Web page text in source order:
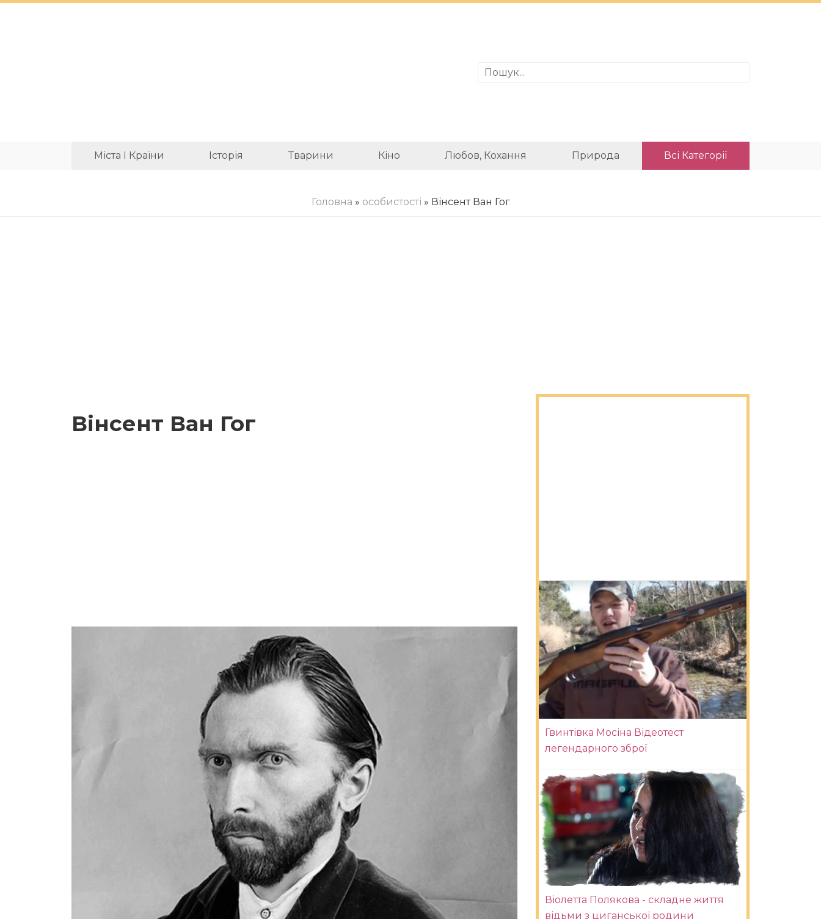
Міста І Країни Історія Тварини Кіно Любов, Кохання Природа Всі Категорії
Головна » особистості » Вінсент Ван Гог
Вінсент Ван Гог
Гвинтівка Мосіна Відеотест
легендарного зброї
Віолетта Полякова - складне життя
відьми з циганської родини